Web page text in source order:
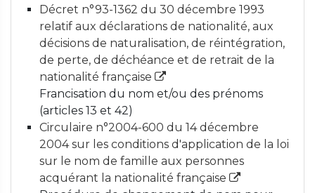
Décret n°93-1362 du 30 décembre 1993
relatif aux déclarations de nationalité, aux
décisions de naturalisation, de réintégration,
de perte, de déchéance et de retrait de la
nationalité française
Francisation du nom et/ou des prénoms
(articles 13 et 42)
Circulaire n°2004-600 du 14 décembre
2004 sur les conditions d'application de la loi
sur le nom de famille aux personnes
acquérant la nationalité française